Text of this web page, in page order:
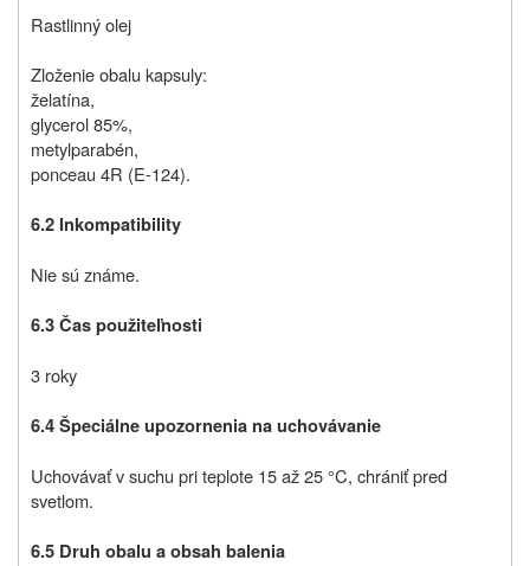
Rastlinný olej
Zloženie obalu kapsuly:
želatína,
glycerol 85%,
metylparabén,
ponceau 4R (E-124).
6.2 Inkompatibility
Nie sú známe.
6.3 Čas použiteľnosti
3 roky
6.4 Špeciálne upozornenia na uchovávanie
Uchovávať v suchu pri teplote 15 až 25 °C, chrániť pred
svetlom.
6.5 Druh obalu a obsah balenia